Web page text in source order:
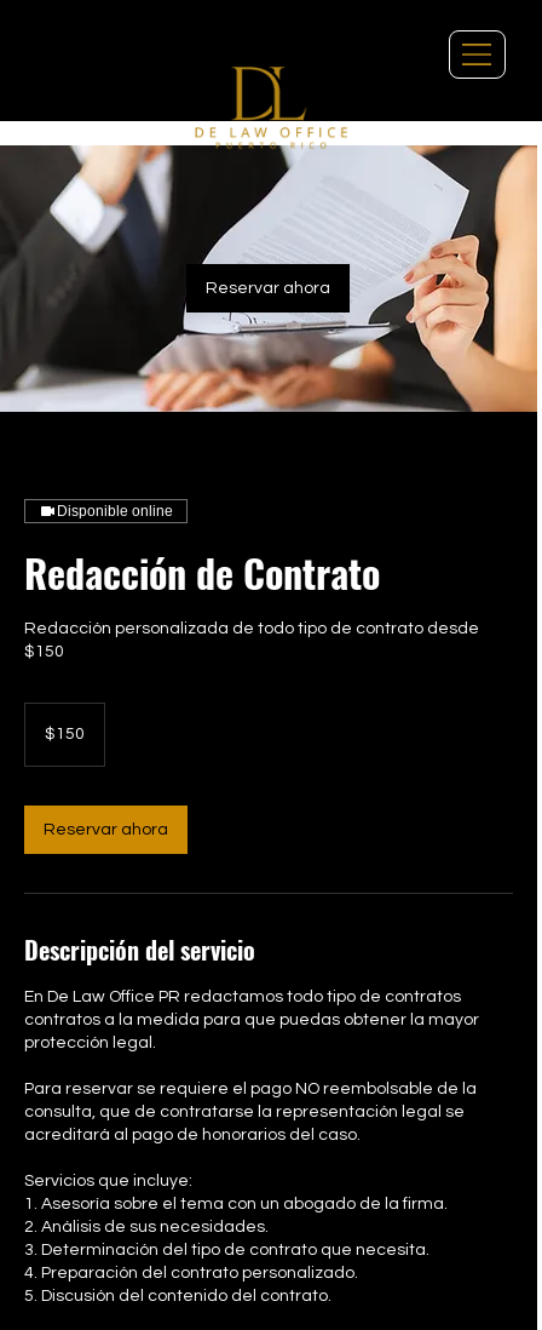
Reservar ahora
Disponible online
Redacción de Contrato
Redacción personalizada de todo tipo de contrato desde
$150
dólares
estadounidenses
$150
Reservar ahora
Descripción del servicio
En De Law Office PR redactamos todo tipo de contratos
contratos a la medida para que puedas obtener la mayor
protección legal.
Para reservar se requiere el pago NO reembolsable de la
consulta, que de contratarse la representación legal se
acreditará al pago de honorarios del caso.
Servicios que incluye:
1. Asesoría sobre el tema con un abogado de la firma.
2. Análisis de sus necesidades.
3. Determinación del tipo de contrato que necesita.
4. Preparación del contrato personalizado.
5. Discusión del contenido del contrato.